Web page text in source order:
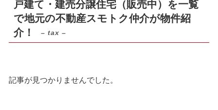
戸建て・建売分譲住宅（販売中）を一覧
で地元の不動産スモトク仲介が物件紹
介！
– tax –
記事が見つかりませんでした。